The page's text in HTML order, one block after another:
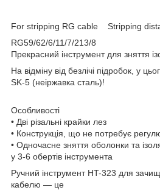
For stripping RG cable Stripping
RG59/62/6/11/7/213/8
Прекрасний інструмент для зняття
На відміну від безлічі підробок, у
SK-5 (неіржавка сталь)!
Особливості
• Дві різальні крайки лез
• Конструкція, що не потребує
• Одночасне зняття оболонки та
у 3-6 обертів інструмента
Ручний інструмент HT-323 для
кабелю — це